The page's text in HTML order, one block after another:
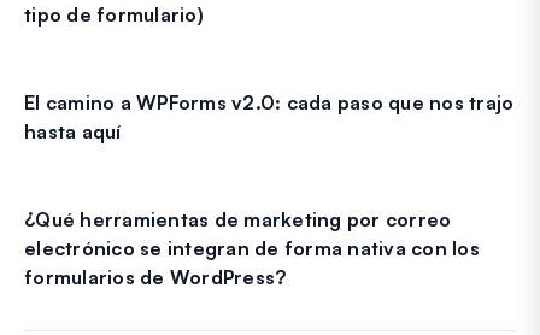
tipo de formulario)
El camino a WPForms v2.0: cada paso que nos trajo
hasta aquí
¿Qué herramientas de marketing por correo
electrónico se integran de forma nativa con los
formularios de WordPress?